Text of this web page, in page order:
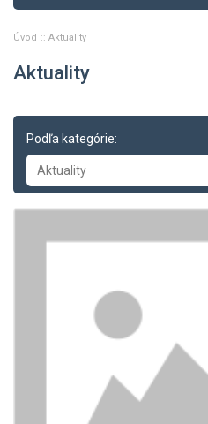
Úvod Aktuality
Aktuality
Podľa kategórie:
Aktuality
Aktuality
-- Tlačové správy
-- Oznamy
-- Dopravné správy
-- Príklady z právnej praxe